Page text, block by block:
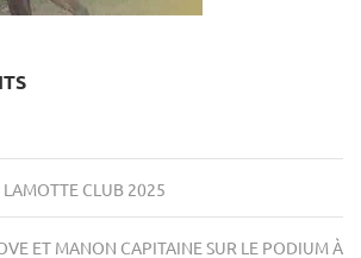
CLUB 2025
ET MANON CAPITAINE SUR LE PODIUM À